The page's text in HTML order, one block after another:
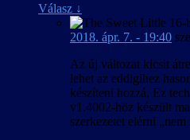
Válasz ↓
2018. ápr. 7. - 19:40
Az új változat kicsit
lehet az eddigihez
készíteni hozzá. Ez
v1.4002-höz készült
szerkezetet elérni